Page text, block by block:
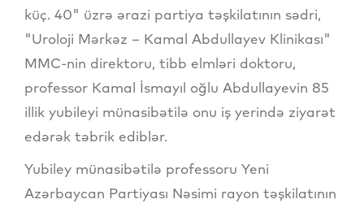
küç. 40" üzrə ərazi partiya təşkilatının sədri,
"Uroloji Mərkəz – Kamal Abdullayev Klinikası"
MMC-nin direktoru, tibb elmləri doktoru,
professor Kamal İsmayıl oğlu Abdullayevin 85
illik yubileyi münasibətilə onu iş yerində ziyarət
edərək təbrik ediblər.
Yubiley münasibətilə professoru Yeni
Azərbaycan Partiyası Nəsimi rayon təşkilatının